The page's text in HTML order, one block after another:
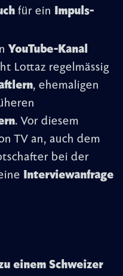
für ein Impuls-
YouTube-Kanal
Lottaz regelmässig
, ehemaligen
. Vor diesem
TV an, auch dem
bei der
Interviewanfrage
einem Schweizer